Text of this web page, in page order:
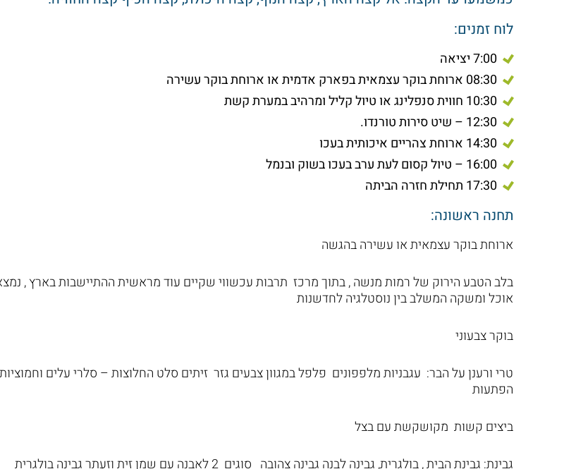
לוח זמנים:
7:00 יציאה
08:30 ארוחת בוקר עצמאית בפארק אדמית או ארוחת בוקר עשירה
10:30 חווית סנפלינג או טיול קליל ומרהיב במערת קשת
12:30 – שיט סירות טורנדו.
14:30 ארוחת צהריים איכותית בעכו
16:00 – טיול קסום לעת ערב בעכו בשוק ובנמל
17:30 תחילת חזרה הביתה
תחנה ראשונה:
ארוחת בוקר עצמאית או עשירה בהגשה
בלב הטבע הירוק של רמות מנשה , בתוך מרכז תרבות עכשווי שקיים עוד מראשית ההתיישבות בארץ ,
אוכל ומשקה המשלב בין נוסטלגיה לחדשנות
בוקר צבעוני
טרי ורענן על הבר: עגבניות מלפפונים פלפל במגוון צבעים גזר זיתים סלט החלוצות – סלרי עלים
הפתעות
ביצים קשות מקושקשת עם בצל
גבינת: גבינת הבית , בולגרית, גבינה לבנה גבינה צהובה סוגים 2 לאבנה עם שמן זית וזעתר גבינה בולגרית